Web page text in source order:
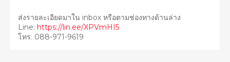
ส่งรายละเอียดมาใน inbox หรือตามช่องทางด้านล่าง
Line: https://lin.ee/XPVmHI5
โทร. 088-971-9619